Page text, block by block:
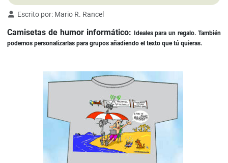
Detalles
Escrito por: Mario R. Rancel
Camisetas de humor informático: Ideales para un regalo. También
podemos personalizarlas para grupos añadiendo el texto que tú quieras.